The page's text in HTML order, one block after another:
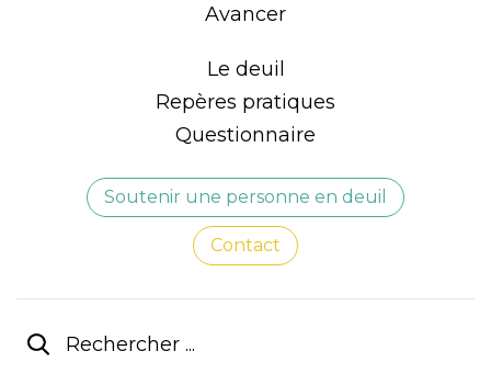
Avancer
Le deuil
Repères pratiques
Questionnaire
Soutenir une personne en deuil
Contact